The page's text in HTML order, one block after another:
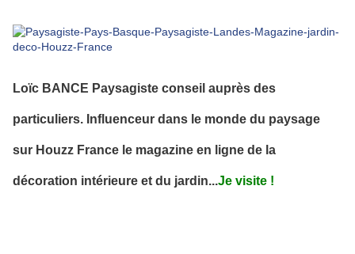
Loïc BANCE Paysagiste conseil auprès des
particuliers. Influenceur dans le monde du paysage
sur Houzz France le magazine en ligne de la
décoration intérieure et du jardin...Je visite !